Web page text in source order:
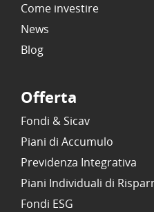
Come investire
News
Blog
Offerta
Fondi & Sicav
Piani di Accumulo
Previdenza Integrativa
Piani Individuali di
Fondi ESG